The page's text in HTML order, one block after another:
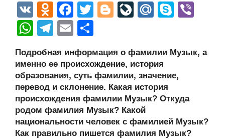
V
K
O
d
n
o
kl
a
ss
ni
F
a
c
e
b
o
o
k
T
er
Bl
g
er
Li
J
o
ur
n
al
M
u
S
e
W
at
s
A
p
p
T
e
gr
a
m
E
ail р
а
в
и
ть
Подробная информация о фамилии Музык, а
именно ее происхождение, история
образования, суть фамилии, значение,
перевод и склонение. Какая история
происхождения фамилии Музык? Откуда
родом фамилия Музык? Какой
национальности человек с фамилией Музык?
Как правильно пишется фамилия Музык?